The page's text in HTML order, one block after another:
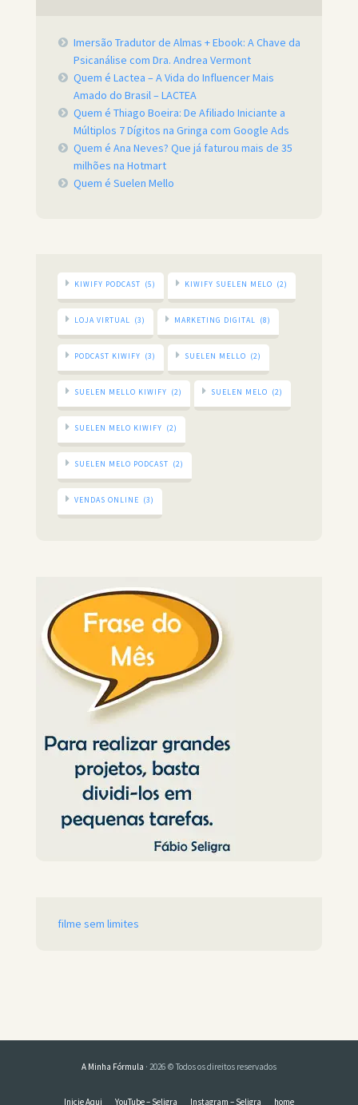
Imersão Tradutor de Almas + Ebook: A Chave da
Psicanálise com Dra. Andrea Vermont
Quem é Lactea – A Vida do Influencer Mais
Amado do Brasil – LACTEA
Quem é Thiago Boeira: De Afiliado Iniciante a
Múltiplos 7 Dígitos na Gringa com Google Ads
Quem é Ana Neves? Que já faturou mais de 35
milhões na Hotmart
Quem é Suelen Mello
KIWIFY PODCAST (5) KIWIFY SUELEN MELO (2)
LOJA VIRTUAL (3) MARKETING DIGITAL (8)
PODCAST KIWIFY (3) SUELEN MELLO (2)
SUELEN MELLO KIWIFY (2) SUELEN MELO (2)
SUELEN MELO KIWIFY (2)
SUELEN MELO PODCAST (2)
VENDAS ONLINE (3)
filme sem limites
A Minha Fórmula · 2026 © Todos os direitos reservados
Inicie Aqui YouTube – Seligra Instagram – Seligra home